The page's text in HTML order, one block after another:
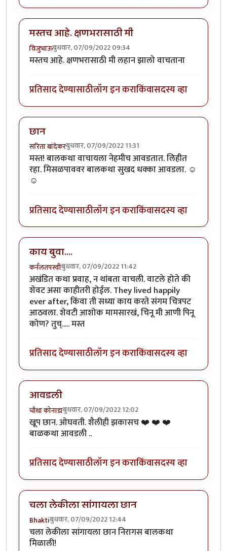
मस्तच आहे. क्षणभरासाठी मी
विजुभाऊबुधवार, 07/09/2022 09:34
मस्तच आहे. क्षणभरासाठी मी लहान झालो वाचताना
प्रतिसाद देण्यासाठीलॉग इन कराकिंवासदस्य व्हा
छान
सरिता बांदेकरबुधवार, 07/09/2022 11:31
मस्त! बालकथा वाचायला नेहमीच आवडतात. लिहीत
रहा. मिसळपाववर बालकथा सुखद धक्का आवडला. ☺
☺
प्रतिसाद देण्यासाठीलॉग इन कराकिंवासदस्य व्हा
काय बुवा....
कर्नलतपस्वीबुधवार, 07/09/2022 11:42
अखंडित कथा प्रवाह, न थांबता वाचली. वाटले होते की
शेवट असा काहीतरी होईल. They lived happily
ever after, किंवा ती सध्या काय करते संगम चित्रपट
आठवला. शेवटी आशोक मामसारखं, चिनू मी आणी पिनू
कोण? तुच्..... मस्त
प्रतिसाद देण्यासाठीलॉग इन कराकिंवासदस्य व्हा
आवडली
चौथा कोनाडाबुधवार, 07/09/2022 12:02
खूप छान. ओघवती. शैलीही झकासच ❤️ ❤️ ❤️
बाळकथा आवडली ..
प्रतिसाद देण्यासाठीलॉग इन कराकिंवासदस्य व्हा
चला लेकीला सांगायला छान
Bhaktiबुधवार, 07/09/2022 12:44
चला लेकीला सांगायला छान निरागस बालकथा
मिळाली!